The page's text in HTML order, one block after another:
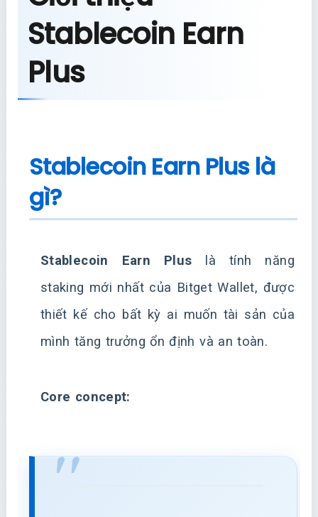
Stablecoin Earn
Plus
Stablecoin Earn Plus là
gì?
Stablecoin Earn Plus là tính năng
staking mới nhất của Bitget Wallet, được
thiết kế cho bất kỳ ai muốn tài sản của
mình tăng trưởng ổn định và an toàn.
Core concept: